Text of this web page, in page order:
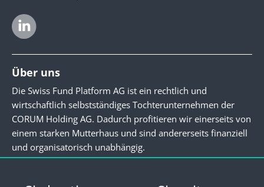
Über uns
Die Swiss Fund Platform AG ist ein rechtlich und
wirtschaftlich selbstständiges Tochterunternehmen der
CORUM Holding AG. Dadurch profitieren wir einerseits von
einem starken Mutterhaus und sind andererseits finanziell
und organisatorisch unabhängig.